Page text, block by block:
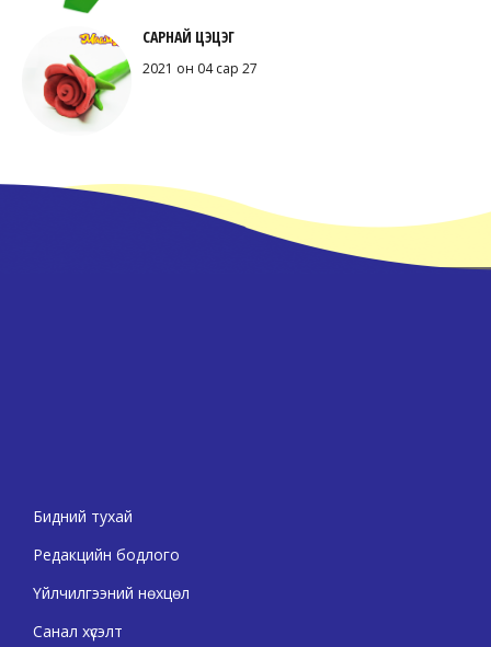
САРНАЙ ЦЭЦЭГ
2021 он 04 сар 27
Бидний тухай
Редакцийн бодлого
Үйлчилгээний нөхцөл
Санал хүсэлт